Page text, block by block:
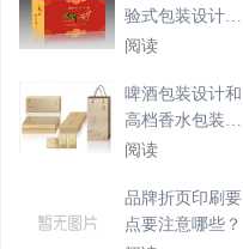
验式包装设计重
在体
阅读
啤酒包装设计和
高档香水包装设
计要
阅读
品牌折页印刷要
点要注意哪些？